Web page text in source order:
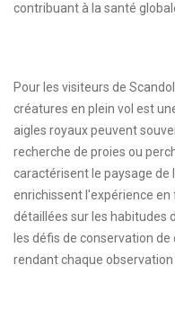
contribuant à la santé
Pour les visiteurs de
créatures en plein vol est
aigles royaux peuvent
recherche de proies ou
caractérisent le paysage de
enrichissent l'expérience
détaillées sur les habitudes
les défis de conservation
rendant chaque